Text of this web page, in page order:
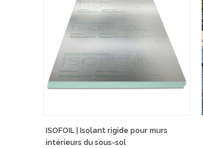
ISOFOIL | Isolant rigide pour murs
intérieurs du sous-sol